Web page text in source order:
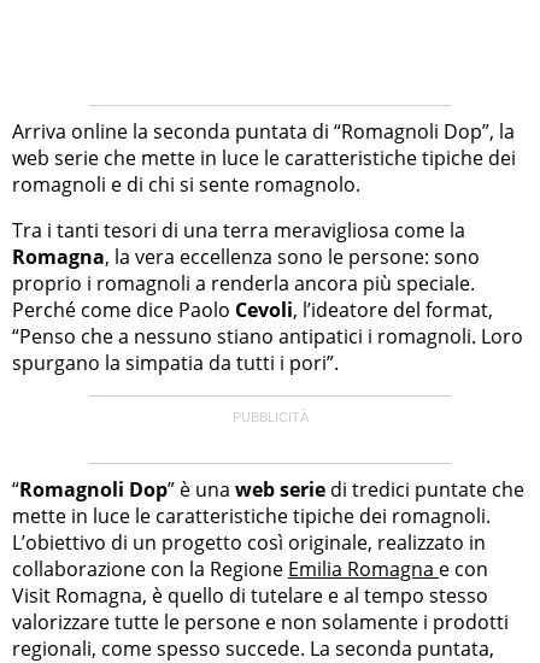
Arriva online la seconda puntata di “Romagnoli Dop”, la
web serie che mette in luce le caratteristiche tipiche dei
romagnoli e di chi si sente romagnolo.
Tra i tanti tesori di una terra meravigliosa come la
Romagna, la vera eccellenza sono le persone: sono
proprio i romagnoli a renderla ancora più speciale.
Perché come dice Paolo Cevoli, l’ideatore del format,
“Penso che a nessuno stiano antipatici i romagnoli. Loro
spurgano la simpatia da tutti i pori”.
“Romagnoli Dop” è una web serie di tredici puntate che
mette in luce le caratteristiche tipiche dei romagnoli.
L’obiettivo di un progetto così originale, realizzato in
collaborazione con la Regione Emilia Romagna e con
Visit Romagna, è quello di tutelare e al tempo stesso
valorizzare tutte le persone e non solamente i prodotti
regionali, come spesso succede. La seconda puntata,